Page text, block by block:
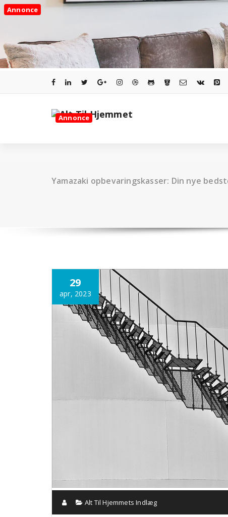
Videre
tilAnnonce
Annonce
Yamazaki opbevaringskasser: Din nye
29
apr, 2023
Annonce
Alt Til Hjemmets Indlæg